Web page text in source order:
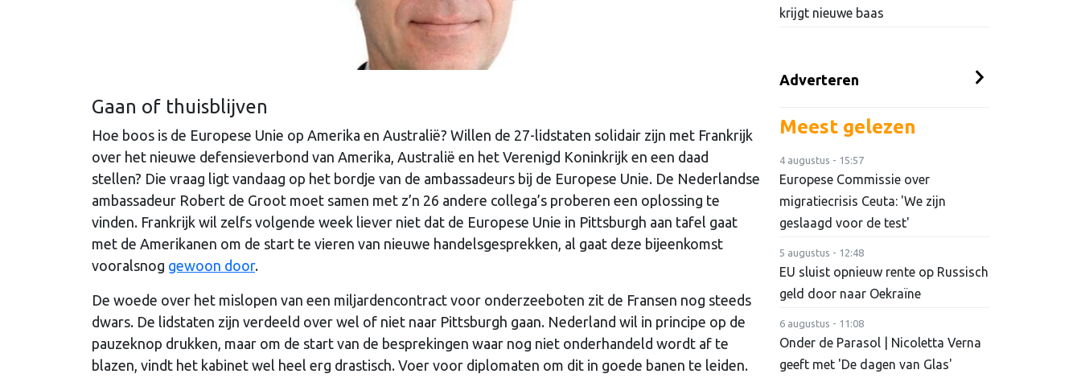
Gaan of thuisblijven
Hoe boos is de Europese Unie op Amerika en Australië? Willen de 27-lidstaten solidair zijn met Frankrijk
over het nieuwe defensieverbond van Amerika, Australië en het Verenigd Koninkrijk en een daad
stellen? Die vraag ligt vandaag op het bordje van de ambassadeurs bij de Europese Unie. De Nederlandse
ambassadeur Robert de Groot moet samen met z’n 26 andere collega’s proberen een oplossing te
vinden. Frankrijk wil zelfs volgende week liever niet dat de Europese Unie in Pittsburgh aan tafel gaat
met de Amerikanen om de start te vieren van nieuwe handelsgesprekken, al gaat deze bijeenkomst
vooralsnog gewoon door.
De woede over het mislopen van een miljardencontract voor onderzeeboten zit de Fransen nog steeds
dwars. De lidstaten zijn verdeeld over wel of niet naar Pittsburgh gaan. Nederland wil in principe op de
pauzeknop drukken, maar om de start van de besprekingen waar nog niet onderhandeld wordt af te
blazen, vindt het kabinet wel heel erg drastisch. Voer voor diplomaten om dit in goede banen te leiden.
krijgt nieuwe baas
Adverteren
Meest gelezen
4 augustus - 15:57
Europese Commissie over
migratiecrisis Ceuta: 'We zijn
geslaagd voor de test'
5 augustus - 12:48
EU sluist opnieuw rente op Russisch
geld door naar Oekraïne
6 augustus - 11:08
Onder de Parasol | Nicoletta Verna
geeft met 'De dagen van Glas'